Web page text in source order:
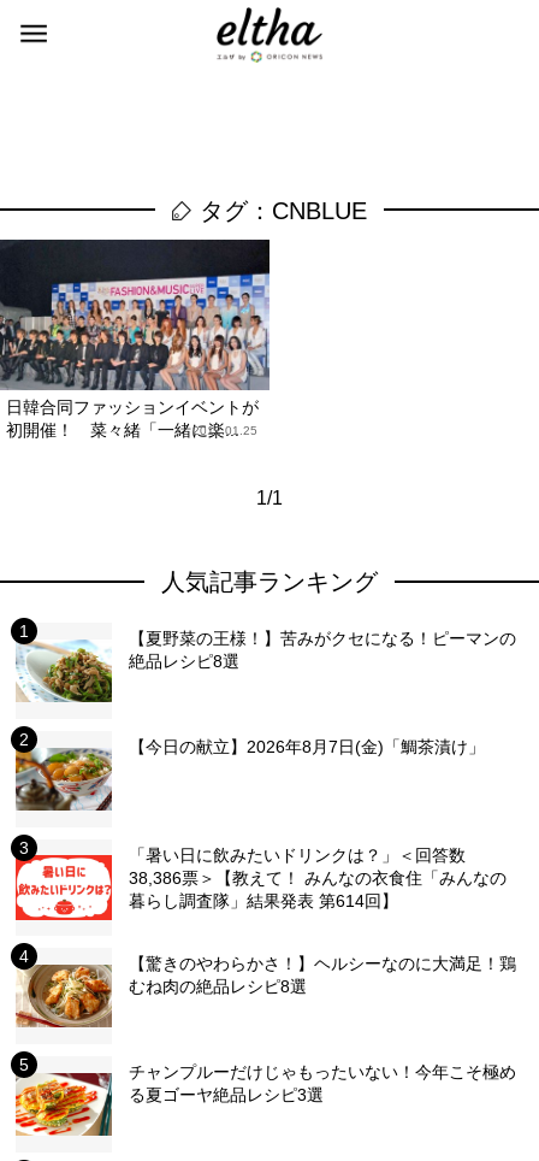
タグ：CNBLUE
日韓合同ファッションイベントが
初開催！ 菜々緒「一緒に楽...
2012.01.25
1/1
人気記事ランキング
【夏野菜の王様！】苦みがクセになる！ピーマンの
絶品レシピ8選
【今日の献立】2026年8月7日(金)「鯛茶漬け」
「暑い日に飲みたいドリンクは？」＜回答数
38,386票＞【教えて！ みんなの衣食住「みんなの
暮らし調査隊」結果発表 第614回】
【驚きのやわらかさ！】ヘルシーなのに大満足！鶏
むね肉の絶品レシピ8選
チャンプルーだけじゃもったいない！今年こそ極め
る夏ゴーヤ絶品レシピ3選